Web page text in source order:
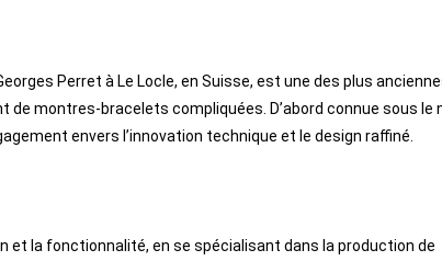
Perret à Le Locle, en Suisse, est une des plus
montres-bracelets compliquées. D’abord connue sous le
envers l’innovation technique et le design raffiné.
et la fonctionnalité, en se spécialisant dans la production de